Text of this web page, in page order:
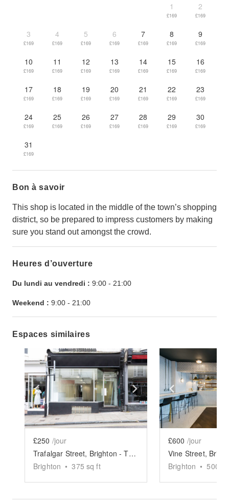
1
£169
2
£169
3
£169
4
£169
5
£169
6
£169
7
£169
8
£169
9
£169
10
£169
11
£169
12
£169
13
£169
14
£169
15
£169
16
£169
17
£169
18
£169
19
£169
20
£169
21
£169
22
£169
23
£169
24
£169
25
£169
26
£169
27
£169
28
£169
29
£169
30
£169
31
£169
Bon à savoir
This shop is located in the middle of the town’s shopping
district, so be prepared to impress customers by making
sure you stand out amongst the crowd.
Heures d’ouverture
Du lundi au vendredi : 9:00 - 21:00
Weekend : 9:00 - 21:00
Espaces similaires
Show previous slide Show next slide
£250 /jour
Trafalgar Street, Brighton - The White Box Boutique
Brighton • 375 sq ft
Show
£600 /jour
Brighton • 500